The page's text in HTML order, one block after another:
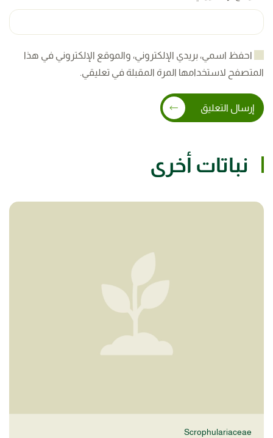
احفظ اسمي، بريدي الإلكتروني، والموقع الإلكتروني في هذا
المتصفح لاستخدامها المرة المقبلة في تعليقي.
إرسال التعليق
نباتات أخرى
Scrophulariaceae